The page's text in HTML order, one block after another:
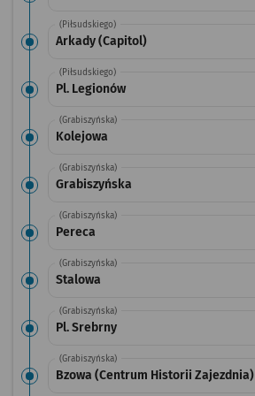
(Piłsudskiego)
Arkady (Capitol)
(Piłsudskiego)
Pl. Legionów
(Grabiszyńska)
Kolejowa
(Grabiszyńska)
Grabiszyńska
(Grabiszyńska)
Pereca
(Grabiszyńska)
Stalowa
(Grabiszyńska)
Pl. Srebrny
(Grabiszyńska)
Bzowa (Centrum Historii Zajezdnia)